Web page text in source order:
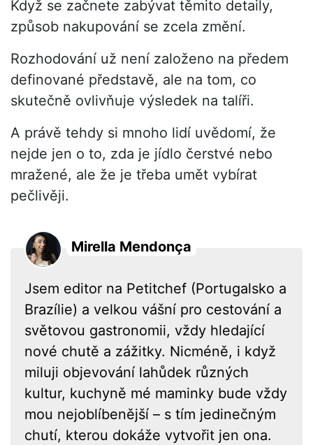
Když se začnete zabývat těmito detaily,
způsob nakupování se zcela změní.
Rozhodování už není založeno na předem
definované představě, ale na tom, co
skutečně ovlivňuje výsledek na talíři.
A právě tehdy si mnoho lidí uvědomí, že
nejde jen o to, zda je jídlo čerstvé nebo
mražené, ale že je třeba umět vybírat
pečlivěji.
Mirella Mendonça
Jsem editor na Petitchef (Portugalsko a
Brazílie) a velkou vášní pro cestování a
světovou gastronomii, vždy hledající
nové chutě a zážitky. Nicméně, i když
miluji objevování lahůdek různých
kultur, kuchyně mé maminky bude vždy
mou nejoblíbenější – s tím jedinečným
chutí, kterou dokáže vytvořit jen ona.